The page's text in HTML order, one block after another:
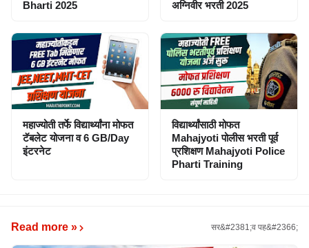
महाज्योती तर्फे विद्यार्थ्यांना मोफत
टॅबलेट योजना व 6 GB/Day
इंटरनेट
विद्यार्थ्यांसाठी मोफत
Mahajyoti पोलीस भरती पूर्व
प्रशिक्षण Mahajyoti Police
Pharti Training